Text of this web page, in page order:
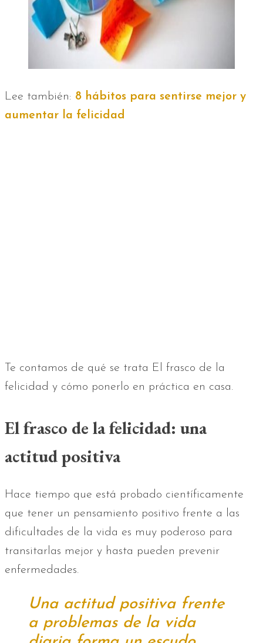
Lee también: 8 hábitos para sentirse mejor y
aumentar la felicidad
Te contamos de qué se trata El frasco de la
felicidad y cómo ponerlo en práctica en casa.
El frasco de la felicidad: una
actitud positiva
Hace tiempo que está probado científicamente
que tener un pensamiento positivo frente a las
dificultades de la vida es muy poderoso para
transitarlas mejor y hasta pueden prevenir
enfermedades.
Una actitud positiva frente
a problemas de la vida